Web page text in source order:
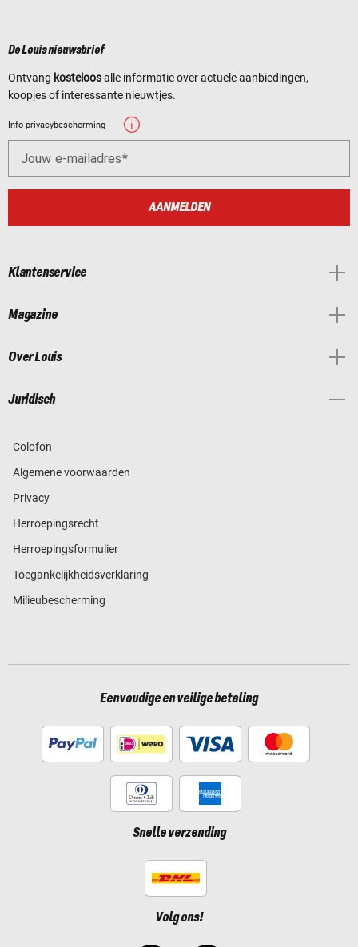
De Louis nieuwsbrief
Ontvang kosteloosalle informatie over actuele aanbiedingen,
koopjes of interessante nieuwtjes.
Info privacybescherming
Jouw e-mailadres
AANMELDEN
Klantenservice
Magazine
Over Louis
Juridisch
Colofon
Algemene voorwaarden
Privacy
Herroepingsrecht
Herroepingsformulier
Toegankelijkheidsverklaring
Milieubescherming
Eenvoudige en veilige betaling
Snelle verzending
Volg ons!